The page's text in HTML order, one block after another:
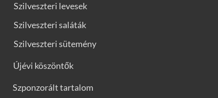
Szilveszteri levesek
Szilveszteri saláták
Szilveszteri sütemény
Újévi köszöntők
Szponzorált tartalom